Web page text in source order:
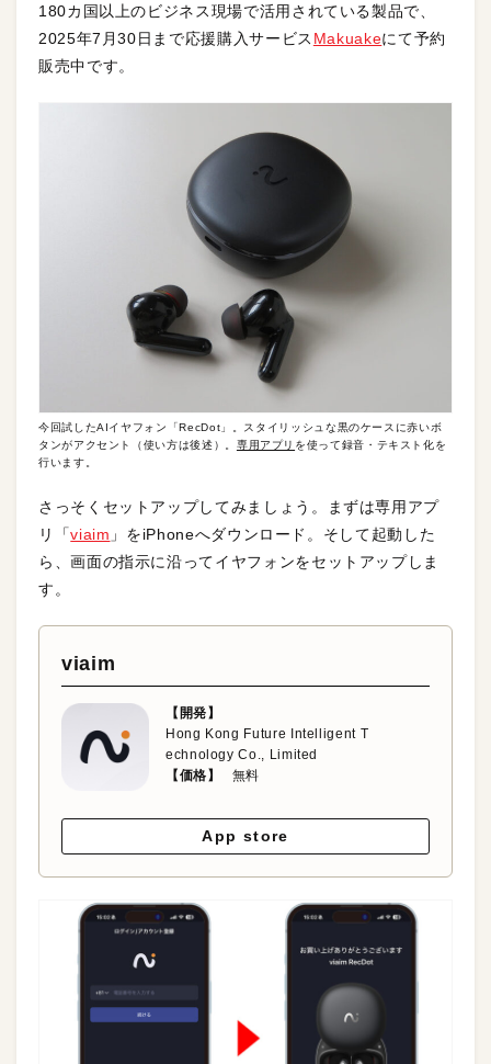
180カ国以上のビジネス現場で活用されている製品で、
2025年7月30日まで応援購入サービス Makuakeにて予約
販売中です。
今回試したAIイヤフォン「RecDot」。スタイリッシュな黒のケースに赤いボ
タンがアクセント（使い方は後述）。 専用アプリ を使って録音・テキスト化を
行います。
さっそくセットアップしてみましょう。まずは専用アプ
リ「viaim 」をiPhoneへダウンロード。そして起動した
ら、画面の指示に沿ってイヤフォンをセットアップしま
す。
viaim
【開発】
Hong Kong Future Intelligent T
echnology Co., Limited
【価格】
無料
App store